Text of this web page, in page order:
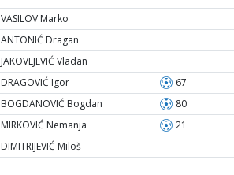
VASILOV Marko
ANTONIĆ Dragan
JAKOVLJEVIĆ Vladan
DRAGOVIĆ Igor 67'
BOGDANOVIĆ Bogdan 80'
MIRKOVIĆ Nemanja 21'
DIMITRIJEVIĆ Miloš